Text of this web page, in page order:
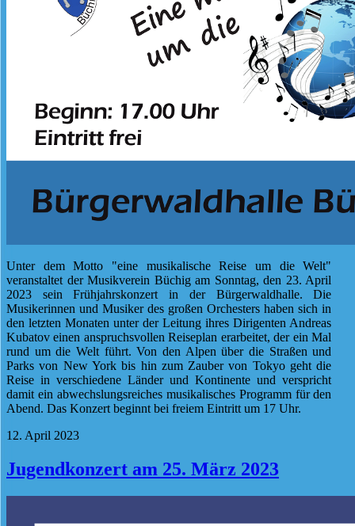
Unter dem Motto "eine musikalische Reise um die Welt"
veranstaltet der Musikverein Büchig am Sonntag, den 23. April
2023 sein Frühjahrskonzert in der Bürgerwaldhalle. Die
Musikerinnen und Musiker des großen Orchesters haben sich in
den letzten Monaten unter der Leitung ihres Dirigenten Andreas
Kubatov einen anspruchsvollen Reiseplan erarbeitet, der ein Mal
rund um die Welt führt. Von den Alpen über die Straßen und
Parks von New York bis hin zum Zauber von Tokyo geht die
Reise in verschiedene Länder und Kontinente und verspricht
damit ein abwechslungsreiches musikalisches Programm für den
Abend. Das Konzert beginnt bei freiem Eintritt um 17 Uhr.
12. April 2023
Jugendkonzert am 25. März 2023